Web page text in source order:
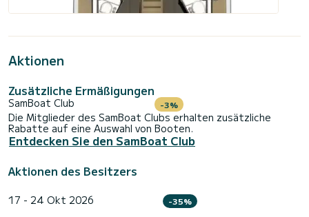
Aktionen
Zusätzliche Ermäßigungen
SamBoat Club -3%
Die Mitglieder des SamBoat Clubs erhalten zusätzliche
Rabatte auf eine Auswahl von Booten.
Entdecken Sie den SamBoat Club
Aktionen des Besitzers
17 - 24 Okt 2026 -35%